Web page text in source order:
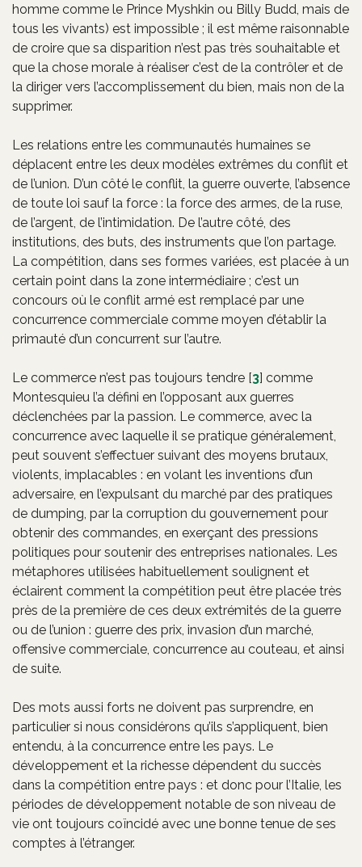
homme comme le Prince Myshkin ou Billy Budd, mais de
tous les vivants) est impossible ; il est même raisonnable
de croire que sa disparition n’est pas très souhaitable et
que la chose morale à réaliser c’est de la contrôler et de
la diriger vers l’accomplissement du bien, mais non de la
supprimer.
Les relations entre les communautés humaines se
déplacent entre les deux modèles extrêmes du conflit et
de l’union. D’un côté le conflit, la guerre ouverte, l’absence
de toute loi sauf la force : la force des armes, de la ruse,
de l’argent, de l’intimidation. De l’autre côté, des
institutions, des buts, des instruments que l’on partage.
La compétition, dans ses formes variées, est placée à un
certain point dans la zone intermédiaire ; c’est un
concours où le conflit armé est remplacé par une
concurrence commerciale comme moyen d’établir la
primauté d’un concurrent sur l’autre.
Le commerce n’est pas toujours tendre [3] comme
Montesquieu l’a défini en l’opposant aux guerres
déclenchées par la passion. Le commerce, avec la
concurrence avec laquelle il se pratique généralement,
peut souvent s’effectuer suivant des moyens brutaux,
violents, implacables : en volant les inventions d’un
adversaire, en l’expulsant du marché par des pratiques
de dumping, par la corruption du gouvernement pour
obtenir des commandes, en exerçant des pressions
politiques pour soutenir des entreprises nationales. Les
métaphores utilisées habituellement soulignent et
éclairent comment la compétition peut être placée très
près de la première de ces deux extrémités de la guerre
ou de l’union : guerre des prix, invasion d’un marché,
offensive commerciale, concurrence au couteau, et ainsi
de suite.
Des mots aussi forts ne doivent pas surprendre, en
particulier si nous considérons qu’ils s’appliquent, bien
entendu, à la concurrence entre les pays. Le
développement et la richesse dépendent du succès
dans la compétition entre pays : et donc pour l’Italie, les
périodes de développement notable de son niveau de
vie ont toujours coïncidé avec une bonne tenue de ses
comptes à l’étranger.